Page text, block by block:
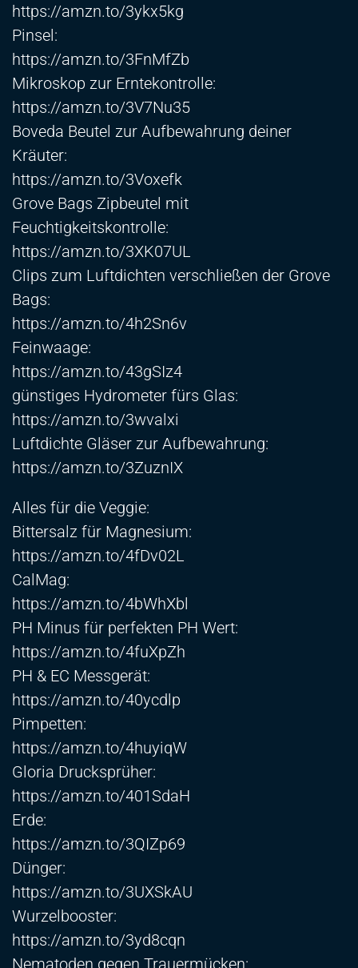
https://amzn.to/3ykx5kg
Pinsel:
https://amzn.to/3FnMfZb
Mikroskop zur Erntekontrolle:
https://amzn.to/3V7Nu35
Boveda Beutel zur Aufbewahrung deiner
Kräuter:
https://amzn.to/3Voxefk
Grove Bags Zipbeutel mit
Feuchtigkeitskontrolle:
https://amzn.to/3XK07UL
Clips zum Luftdichten verschließen der Grove
Bags:
https://amzn.to/4h2Sn6v
Feinwaage:
https://amzn.to/43gSIz4
günstiges Hydrometer fürs Glas:
https://amzn.to/3wvalxi
Luftdichte Gläser zur Aufbewahrung:
https://amzn.to/3ZuznIX
Alles für die Veggie:
Bittersalz für Magnesium:
https://amzn.to/4fDv02L
CalMag:
https://amzn.to/4bWhXbl
PH Minus für perfekten PH Wert:
https://amzn.to/4fuXpZh
PH & EC Messgerät:
https://amzn.to/40ycdlp
Pimpetten:
https://amzn.to/4huyiqW
Gloria Drucksprüher:
https://amzn.to/401SdaH
Erde:
https://amzn.to/3QIZp69
Dünger:
https://amzn.to/3UXSkAU
Wurzelbooster:
https://amzn.to/3yd8cqn
Nematoden gegen Trauermücken: